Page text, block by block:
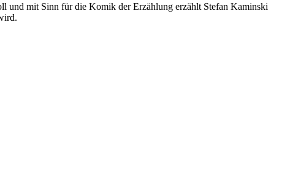
und mit Sinn für die Komik der Erzählung erzählt Stefan Kaminski